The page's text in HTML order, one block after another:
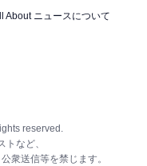
About ニュースについて
reserved.
など、
衆送信等を禁じます。